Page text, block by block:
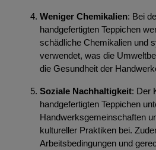
Weniger Chemikalien: Bei
handgefertigten Teppichen
schädliche Chemikalien und
verwendet, was die
die Gesundheit der
Soziale Nachhaltigkeit: Der
handgefertigten Teppichen
Handwerksgemeinschaften
kultureller Praktiken bei.
Arbeitsbedingungen und